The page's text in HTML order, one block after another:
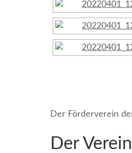
Der Förderverein
Der